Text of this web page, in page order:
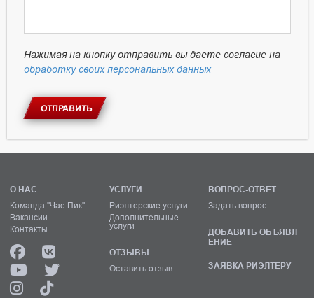
Нажимая на кнопку отправить вы даете согласие на
обработку своих персональных данных
ОТПРАВИТЬ
О НАС
Команда "Час-Пик"
Вакансии
Контакты
УСЛУГИ
Риэлтерские услуги
Дополнительные
услуги
ОТЗЫВЫ
Оставить отзыв
ВОПРОС-ОТВЕТ
Задать вопрос
ДОБАВИТЬ ОБЪЯВЛ
ЕНИЕ
ЗАЯВКА РИЭЛТЕРУ